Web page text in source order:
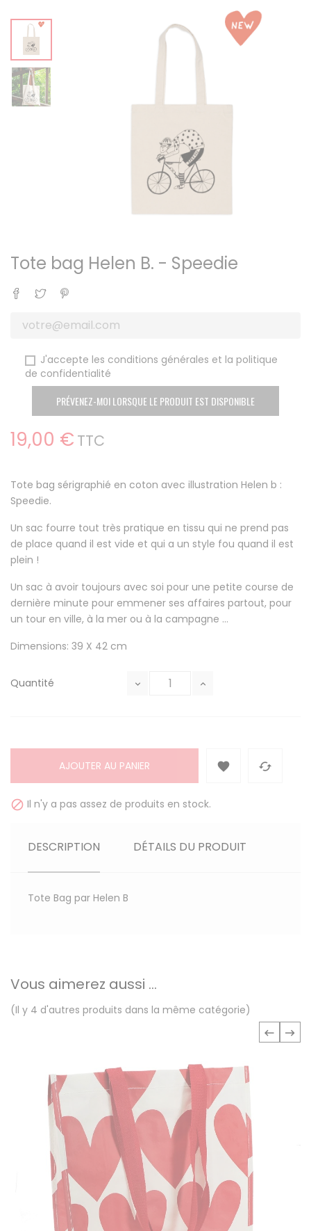
Tote bag Helen B. - Speedie
Partager
Tweet
J'accepte les conditions générales et la politique
de confidentialité
PRÉVENEZ-MOI LORSQUE LE PRODUIT EST DISPONIBLE
19,00 € TTC
Tote bag sérigraphié en coton avec illustration Helen b :
Speedie.
Un sac fourre tout très pratique en tissu qui ne prend pas
de place quand il est vide et qui a un style fou quand il est
plein !
Un sac à avoir toujours avec soi pour une petite course de
dernière minute pour emmener ses affaires partout, pour
un tour en ville, à la mer ou à la campagne ...
Dimensions: 39 X 42 cm
Quantité
AJOUTER AU PANIER  
 Il n'y a pas assez de produits en stock.
DESCRIPTION DÉTAILS DU PRODUIT
Tote Bag par Helen B
Vous aimerez aussi ...
(Il y 4 d'autres produits dans la même catégorie)